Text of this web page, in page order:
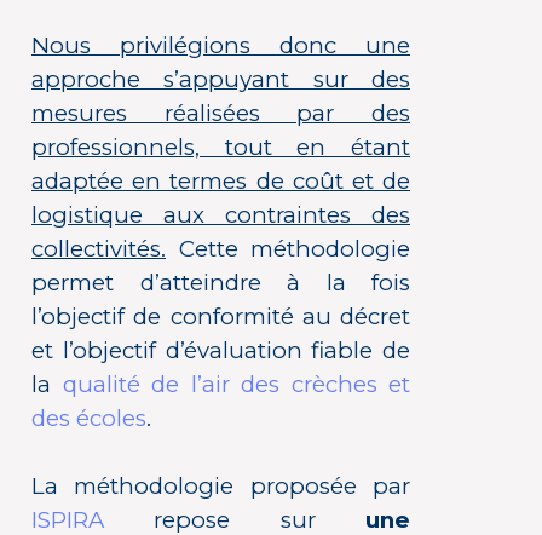
Nous privilégions donc une
approche s’appuyant sur des
mesures réalisées par des
professionnels, tout en étant
adaptée en termes de coût et de
logistique aux contraintes des
collectivités. Cette méthodologie
permet d’atteindre à la fois
l’objectif de conformité au décret
et l’objectif d’évaluation fiable de
la qualité de l’air des crèches et
des écoles.
La méthodologie proposée par
ISPIRA repose sur une